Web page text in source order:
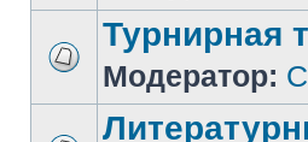
Турнирная
Модератор: